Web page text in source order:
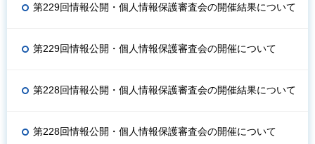
第229回情報公開・個人情報保護審査会の開催結果について
第229回情報公開・個人情報保護審査会の開催について
第228回情報公開・個人情報保護審査会の開催結果について
第228回情報公開・個人情報保護審査会の開催について